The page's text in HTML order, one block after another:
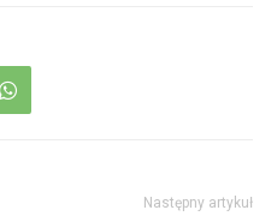
Następny artykuł